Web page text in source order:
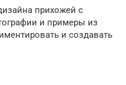
прихожей с
и примеры из
и создавать